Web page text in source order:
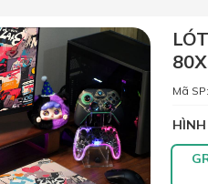
Mã SP: